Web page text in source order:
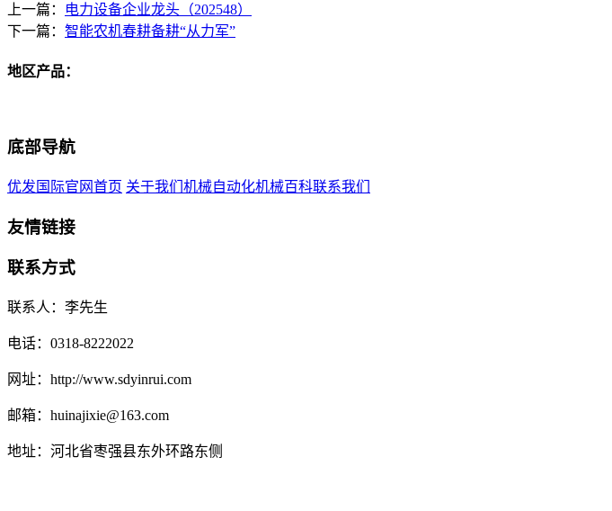
上一篇：
电力设备企业龙头（202548）
下一篇： 智能农机春耕备耕“从力军”
地区产品：
底部导航
优发国际官网首页 关于我们 机械自动化机械百科联系我们
友情链接
联系方式
联系人：李先生
电话：0318-8222022
网址：http://www.sdyinrui.com
邮箱：huinajixie@163.com
地址：河北省枣强县东外环路东侧